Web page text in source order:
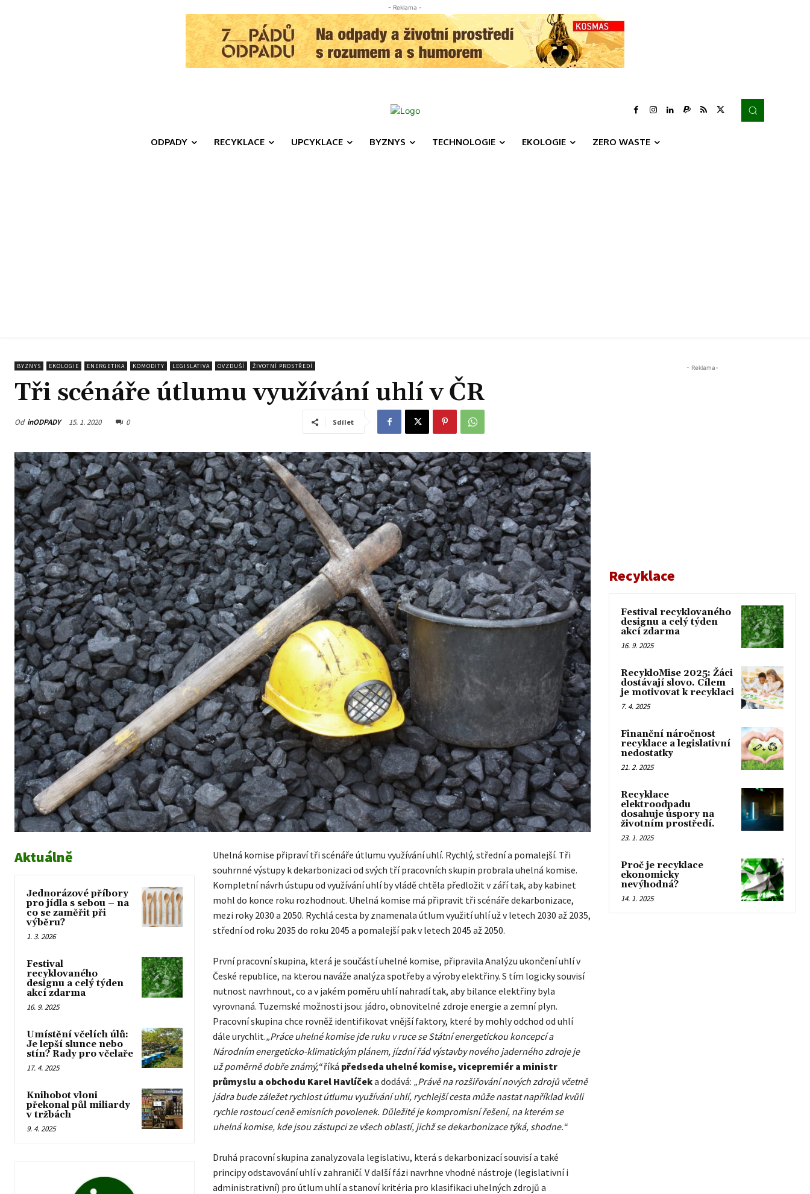
- Reklama -
ODPADY RECYKLACE UPCYKLACE BYZNYS TECHNOLOGIE EKOLOGIE ZERO WASTE
BYZNYS EKOLOGIE ENERGETIKA KOMODITY LEGISLATIVA OVZDUŠÍ ŽIVOTNÍ PROSTŘEDÍ
Tři scénáře útlumu využívání uhlí v ČR
Od inODPADY 15. 1. 2020 0 Sdílet
Aktuálně
Jednorázové příbory
pro jídla s sebou – na
co se zaměřit při
výběru?
1. 3. 2026
Festival
recyklovaného
designu a celý týden
akcí zdarma
16. 9. 2025
Umístění včelích úlů:
Je lepší slunce nebo
stín? Rady pro včelaře
17. 4. 2025
Knihobot vloni
překonal půl miliardy
v tržbách
9. 4. 2025
Uhelná komise připraví tři scénáře útlumu využívání uhlí. Rychlý, střední a pomalejší. Tři
souhrnné výstupy k dekarbonizaci od svých tří pracovních skupin probrala uhelná komise.
Kompletní návrh ústupu od využívání uhlí by vládě chtěla předložit v září tak, aby kabinet
mohl do konce roku rozhodnout. Uhelná komise má připravit tři scénáře dekarbonizace,
mezi roky 2030 a 2050. Rychlá cesta by znamenala útlum využití uhlí už v letech 2030 až 2035,
střední od roku 2035 do roku 2045 a pomalejší pak v letech 2045 až 2050.
První pracovní skupina, která je součástí uhelné komise, připravila Analýzu ukončení uhlí v
České republice, na kterou naváže analýza spotřeby a výroby elektřiny. S tím logicky souvisí
nutnost navrhnout, co a v jakém poměru uhlí nahradí tak, aby bilance elektřiny byla
vyrovnaná. Tuzemské možnosti jsou: jádro, obnovitelné zdroje energie a zemní plyn.
Pracovní skupina chce rovněž identifikovat vnější faktory, které by mohly odchod od uhlí
dále urychlit.„Práce uhelné komise jde ruku v ruce se Státní energetickou koncepcí a
Národním energeticko-klimatickým plánem, jízdní řád výstavby nového jaderného zdroje je
už poměrně dobře známý,“říká předseda uhelné komise, vicepremiér a ministr
průmyslu a obchodu Karel Havlíčeka dodává: „Právě na rozšiřování nových zdrojů včetně
jádra bude záležet rychlost útlumu využívání uhlí, rychlejší cesta může nastat například kvůli
rychle rostoucí ceně emisních povolenek. Důležité je kompromisní řešení, na kterém se
uhelná komise, kde jsou zástupci ze všech oblastí, jichž se dekarbonizace týká, shodne.“
Druhá pracovní skupina zanalyzovala legislativu, která s dekarbonizací souvisí a také
principy odstavování uhlí v zahraničí. V další fázi navrhne vhodné nástroje (legislativní i
administrativní) pro útlum uhlí a stanoví kritéria pro klasifikaci uhelných zdrojů a
- Reklama-
Recyklace
Festival recyklovaného
designu a celý týden
akcí zdarma
16. 9. 2025
RecykloMise 2025: Žáci
dostávají slovo. Cílem
je motivovat k recyklaci
7. 4. 2025
Finanční náročnost
recyklace a legislativní
nedostatky
21. 2. 2025
Recyklace
elektroodpadu
dosahuje úspory na
životním prostředí.
23. 1. 2025
Proč je recyklace
ekonomicky
nevýhodná?
14. 1. 2025